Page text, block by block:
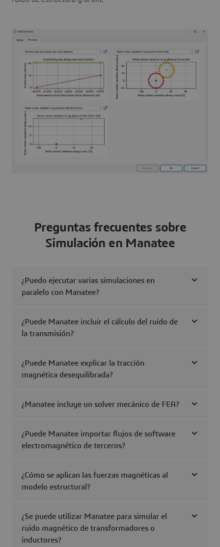
Preguntas frecuentes sobre
Simulación en Manatee
¿Puedo ejecutar varias simulaciones en
paralelo con Manatee?
¿Puede Manatee incluir el cálculo del ruido de
la transmisión?
¿Puede Manatee explicar la tracción
magnética desequilibrada?
¿Manatee incluye un solver mecánico de FEA?
¿Puede Manatee importar flujos de software
electromagnético de terceros?
¿Cómo se aplican las fuerzas magnéticas al
modelo estructural?
¿Se puede utilizar Manatee para simular el
ruido magnético de transformadores o
inductores?